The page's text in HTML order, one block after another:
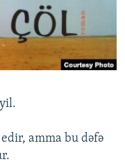
amma bu dəfə